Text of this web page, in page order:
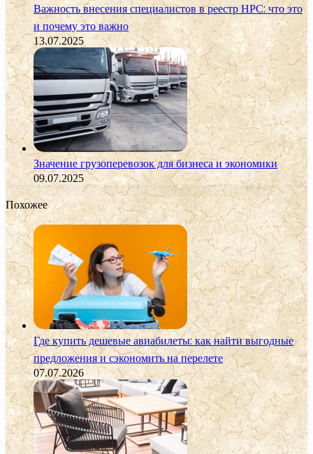
Важность внесения специалистов в реестр НРС: что это
и почему это важно
13.07.2025
Значение грузоперевозок для бизнеса и экономики
09.07.2025
Похожее
Где купить дешевые авиабилеты: как найти выгодные
предложения и сэкономить на перелете
07.07.2026